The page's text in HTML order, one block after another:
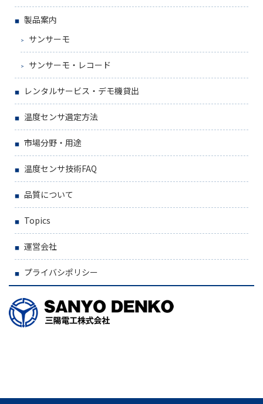
製品案内
サンサーモ
サンサーモ・レコード
レンタルサービス・デモ機貸出
温度センサ選定方法
市場分野・用途
温度センサ技術FAQ
品質について
Topics
運営会社
プライバシポリシー